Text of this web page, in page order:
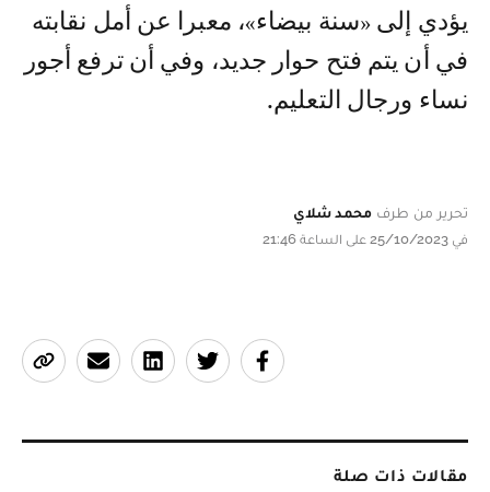
يؤدي إلى «سنة بيضاء»، معبرا عن أمل نقابته
في أن يتم فتح حوار جديد، وفي أن ترفع أجور
نساء ورجال التعليم.
تحرير من طرف محمد شلاي
في 25/10/2023 على الساعة 21:46
مقالات ذات صلة